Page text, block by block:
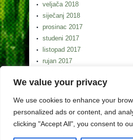
We value your privacy
We use cookies to enhance your
personalized ads or content, and
clicking "Accept All", you consent to
veljača 2018
siječanj 2018
prosinac 2017
studeni 2017
listopad 2017
rujan 2017
srpanj 2017